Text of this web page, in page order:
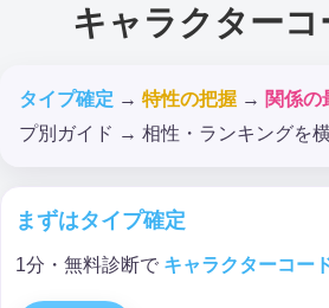
キャラクターコ
タイプ確定 → 特性の把握 → 関係の
プ別ガイド → 相性・ランキングを
まずはタイプ確定
1分・無料診断で キャラクターコー